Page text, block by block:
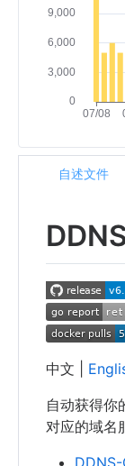
中文 |
自动获得你
对应的域名
DDNS-
自述文件